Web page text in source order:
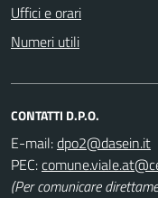
Uffici e orari
Numeri utili
CONTATTI D.P.O.
E-mail:
PEC:
(Per comunicare